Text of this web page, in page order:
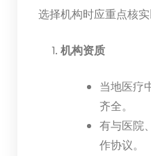
选择机构时应重点核实
机构资质
当地医疗
齐全。
有与医院
作协议。